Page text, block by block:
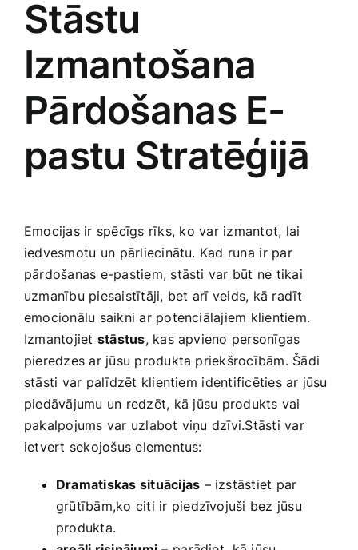
Stāstu
Izmantošana⁢
Pārdošanas E-
pastu Stratēģijā
Emocijas ir spēcīgs rīks,⁤ ko var izmantot, lai
iedvesmotu ⁣un pārliecinātu.‍ Kad runa ⁤ir par
pārdošanas e-pastiem, ‌stāsti var būt ne ‌tikai
uzmanību ‌piesaistītāji, bet arī ⁤veids, kā radīt ​
emocionālu saikni ar ‍potenciālajiem klientiem.⁢
Izmantojiet stāstus, kas apvieno ‌personīgas
pieredzes ​ar jūsu produkta priekšrocībām. Šādi
stāsti var palīdzēt klientiem ⁢identificēties ‍ar jūsu
piedāvājumu un redzēt, ⁢kā jūsu produkts vai
pakalpojums var uzlabot‌ viņu dzīvi.Stāsti var
ietvert‌ sekojošus elementus:
Dramatiskas situācijas – izstāstiet par
grūtībām,ko citi ir piedzīvojuši bez jūsu
produkta.